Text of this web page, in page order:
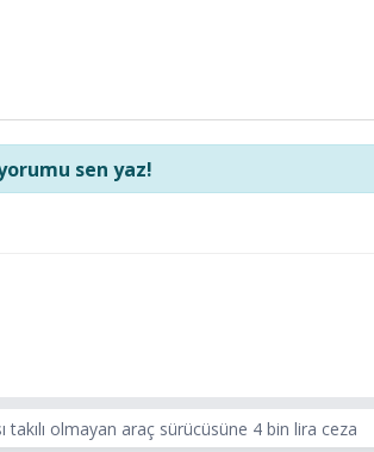
sen yaz!
takılı olmayan araç sürücüsüne 4 bin lira ceza